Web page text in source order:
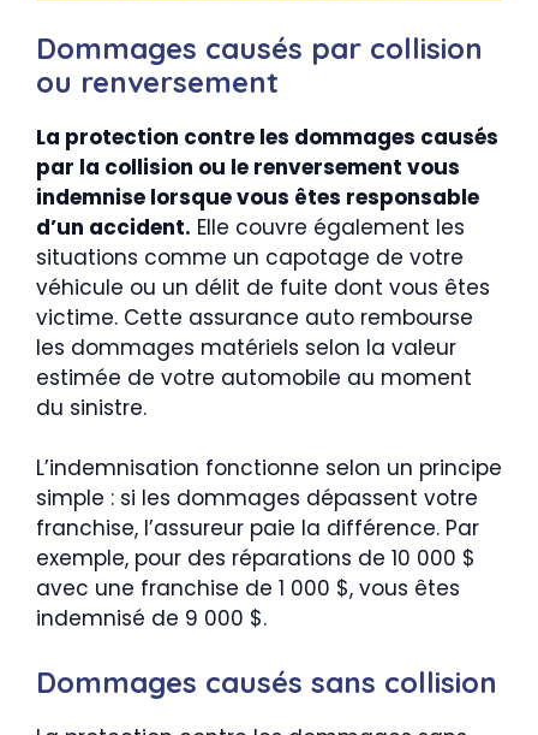
Dommages causés par collision
ou renversement
La protection contre les dommages causés
par la collision ou le renversement vous
indemnise lorsque vous êtes responsable
d’un accident. Elle couvre également les
situations comme un capotage de votre
véhicule ou un délit de fuite dont vous êtes
victime. Cette assurance auto rembourse
les dommages matériels selon la valeur
estimée de votre automobile au moment
du sinistre.
L’indemnisation fonctionne selon un principe
simple : si les dommages dépassent votre
franchise, l’assureur paie la différence. Par
exemple, pour des réparations de 10 000 $
avec une franchise de 1 000 $, vous êtes
indemnisé de 9 000 $.
Dommages causés sans collision